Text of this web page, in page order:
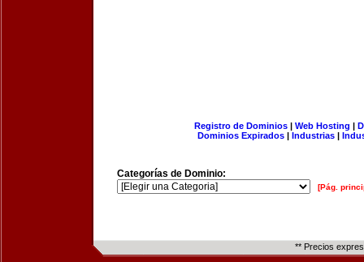
Registro de Dominios| Web Hosting |
Dominios Expirados | Industrias |
Categorías de Dominio:
[Pág.
** Precios